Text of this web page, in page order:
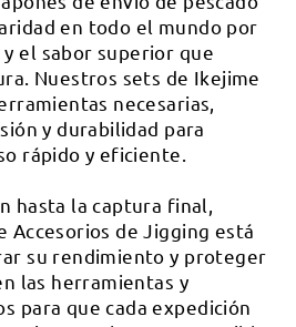
en todo el mundo por
el sabor superior que
Nuestros sets de Ikejime
necesarias,
y durabilidad para
rápido y eficiente.
hasta la captura final,
Accesorios de Jigging está
su rendimiento y proteger
las herramientas y
para que cada expedición